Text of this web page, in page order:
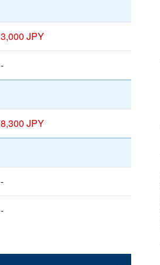
3,000 JPY
-
8,300 JPY
-
-